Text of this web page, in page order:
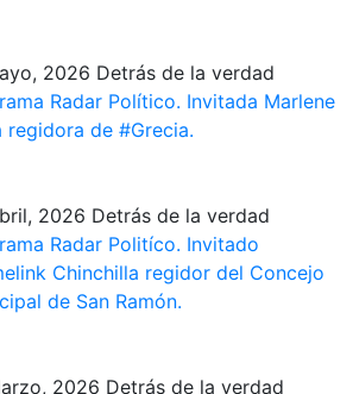
2026 Detrás de la verdad
Radar Político. Invitada Marlene
regidora de #Grecia​.
2026 Detrás de la verdad
Radar Politíco. Invitado
Chinchilla regidor del Concejo
de San Ramón.
2026 Detrás de la verdad